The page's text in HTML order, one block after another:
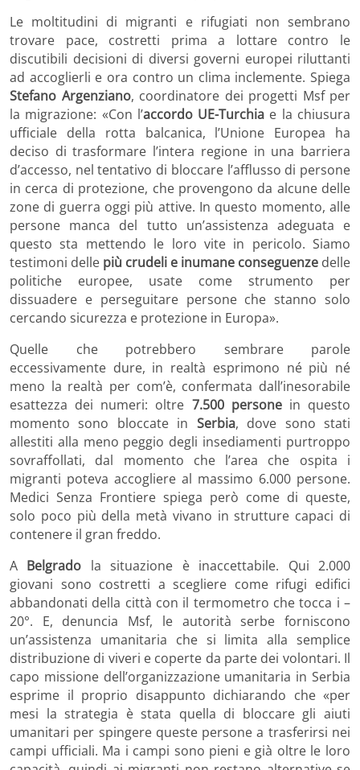
Le moltitudini di migranti e rifugiati non sembrano
trovare pace, costretti prima a lottare contro le
discutibili decisioni di diversi governi europei riluttanti
ad accoglierli e ora contro un clima inclemente. Spiega
Stefano Argenziano, coordinatore dei progetti Msf per
la migrazione: «Con l’accordo UE-Turchia e la chiusura
ufficiale della rotta balcanica, l’Unione Europea ha
deciso di trasformare l’intera regione in una barriera
d’accesso, nel tentativo di bloccare l’afflusso di persone
in cerca di protezione, che provengono da alcune delle
zone di guerra oggi più attive. In questo momento, alle
persone manca del tutto un’assistenza adeguata e
questo sta mettendo le loro vite in pericolo. Siamo
testimoni delle più crudeli e inumane conseguenze delle
politiche europee, usate come strumento per
dissuadere e perseguitare persone che stanno solo
cercando sicurezza e protezione in Europa».
Quelle che potrebbero sembrare parole
eccessivamente dure, in realtà esprimono né più né
meno la realtà per com’è, confermata dall’inesorabile
esattezza dei numeri: oltre 7.500 personein questo
momento sono bloccate in Serbia, dove sono stati
allestiti alla meno peggio degli insediamenti purtroppo
sovraffollati, dal momento che l’area che ospita i
migranti poteva accogliere al massimo 6.000 persone.
Medici Senza Frontiere spiega però come di queste,
solo poco più della metà vivano in strutture capaci di
contenere il gran freddo.
A Belgrado la situazione è inaccettabile. Qui 2.000
giovani sono costretti a scegliere come rifugi edifici
abbandonati della città con il termometro che tocca i –
20°. E, denuncia Msf, le autorità serbe forniscono
un’assistenza umanitaria che si limita alla semplice
distribuzione di viveri e coperte da parte dei volontari. Il
capo missione dell’organizzazione umanitaria in Serbia
esprime il proprio disappunto dichiarando che «per
mesi la strategia è stata quella di bloccare gli aiuti
umanitari per spingere queste persone a trasferirsi nei
campi ufficiali. Ma i campi sono pieni e già oltre le loro